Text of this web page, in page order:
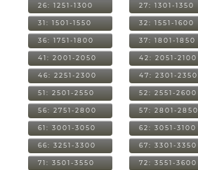
26: 1251-1300 27: 1301-1350
31: 1501-1550 32: 1551-1600
36: 1751-1800 37: 1801-1850
41: 2001-2050 42: 2051-2100
46: 2251-2300 47: 2301-2350
51: 2501-2550 52: 2551-2600
56: 2751-2800 57: 2801-2850
61: 3001-3050 62: 3051-3100
66: 3251-3300 67: 3301-3350
71: 3501-3550 72: 3551-3600